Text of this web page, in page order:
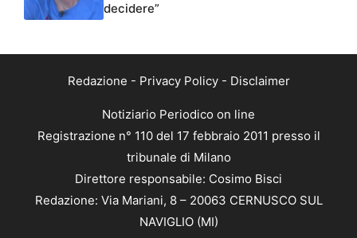
decidere”
Redazione - Privacy Policy- Disclaimer
Notiziario Periodico on line
Registrazione n° 110 del 17 febbraio 2011 presso il
tribunale di Milano
Direttore responsabile: Cosimo Bisci
Redazione: Via Mariani, 8 – 20063 CERNUSCO SUL
NAVIGLIO (MI)